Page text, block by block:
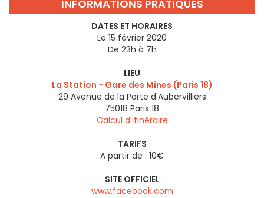
INFORMATIONS PRATIQUES
DATES ET HORAIRES
Le 15 février 2020
De 23h à 7h
LIEU
La Station - Gare des Mines (Paris 18)
29 Avenue de la Porte d'Aubervilliers
75018 Paris 18
Calcul d'itinéraire
TARIFS
A partir de : 10€
SITE OFFICIEL
www.facebook.com